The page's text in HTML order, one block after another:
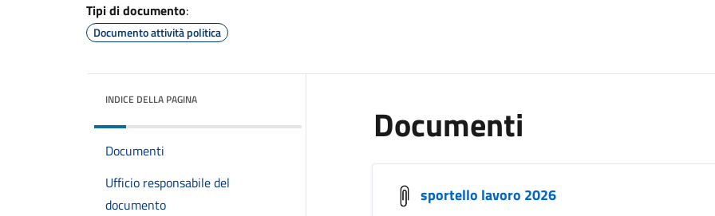
Tipi di documento:
Documento attività politica
INDICE DELLA PAGINA
Documenti
Ufficio responsabile del
documento
Documenti
sportello lavoro 2026